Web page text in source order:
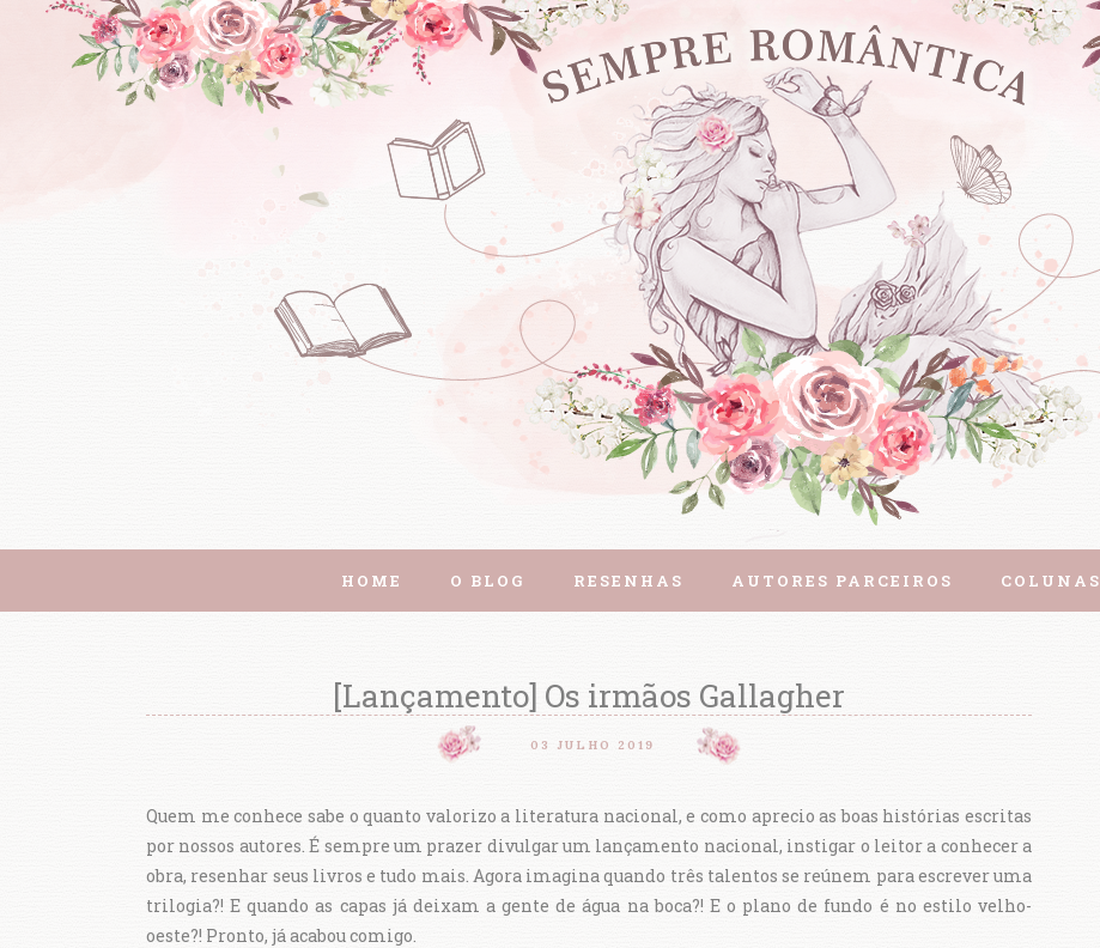
HOME O BLOG RESENHAS AUTORES PARCEIROS COLUNAS
[Lançamento] Os irmãos Gallagher
03 JULHO 2019
Quem me conhece sabe o quanto valorizo a literatura nacional, e como aprecio as boas histórias escritas
por nossos autores. É sempre um prazer divulgar um lançamento nacional, instigar o leitor a conhecer a
obra, resenhar seus livros e tudo mais. Agora imagina quando três talentos se reúnem para escrever uma
trilogia?! E quando as capas já deixam a gente de água na boca?! E o plano de fundo é no estilo velho-
oeste?! Pronto, já acabou comigo.